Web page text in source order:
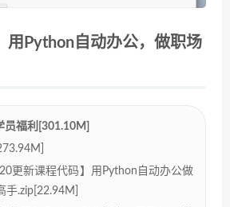
用Python自动办公，做职场
福利[301.10M]
更新课程代码】用Python自动办公做
手.zip[22.94M]